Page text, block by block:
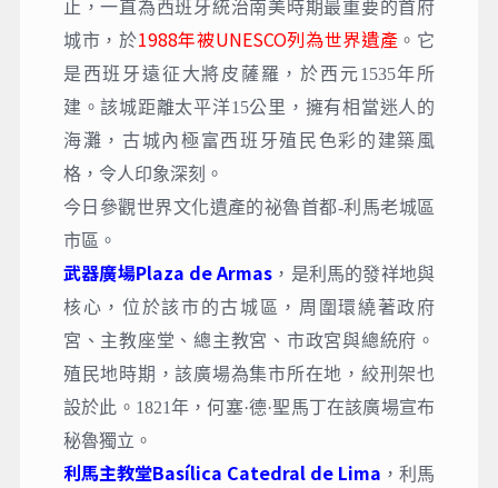
止，一直為西班牙統治南美時期最重要的首府
城市，於1988年被UNESCO列為世界遺產 。它
是西班牙遠征大將皮薩羅，於西元1535年所
建。該城距離太平洋15公里，擁有相當迷人的
海灘，古城內極富西班牙殖民色彩的建築風
格，令人印象深刻。
今日參觀世界文化遺產的祕魯首都-利⾺老城區
市區。
武器廣場Plaza de Armas ， 是利馬的發祥地與
核心，位於該市的古城區，周圍環繞著政府
宮、主教座堂、總主教宮、市政宮與總統府。
殖民地時期，該廣場為集市所在地，絞刑架也
設於此。1821年，何塞·德·聖馬丁在該廣場宣布
秘魯獨立。
利馬主教堂Basílica Catedral de Lima ，利馬